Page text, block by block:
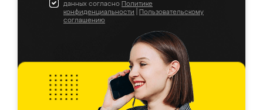
данных согласно Политике
конфиденциальности
Пользовательскому
соглашению